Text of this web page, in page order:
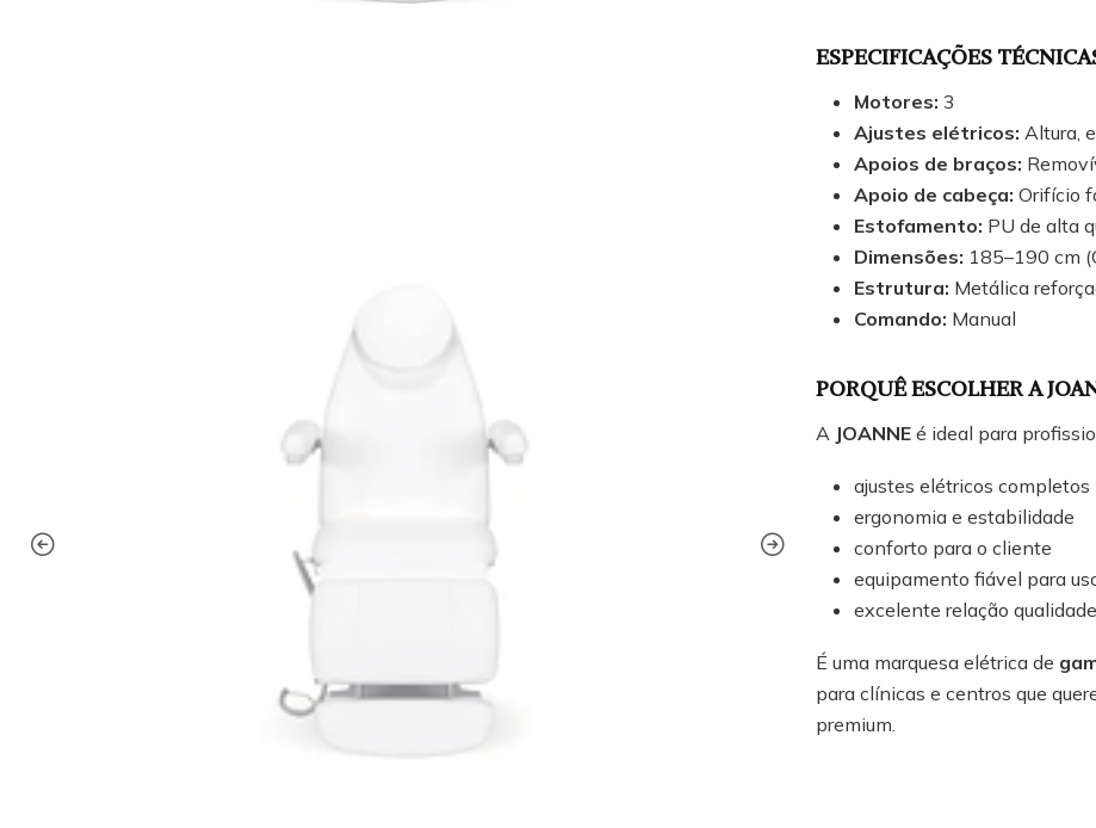
ESPECIFICAÇÕES
Motores: 3
Ajustes elétricos: Altura,
Apoios de braços:
Apoio de cabeça: Orifício
Estofamento: PU de alta
Dimensões: 185–190 cm
Estrutura: Metálica
Comando: Manual
PORQUÊ ESCOLHER A
A JOANNE é ideal para
ajustes elétricos completos
ergonomia e estabilidade
conforto para o cliente
equipamento fiável para
excelente relação
É uma marquesa elétrica de
para clínicas e centros que
premium.